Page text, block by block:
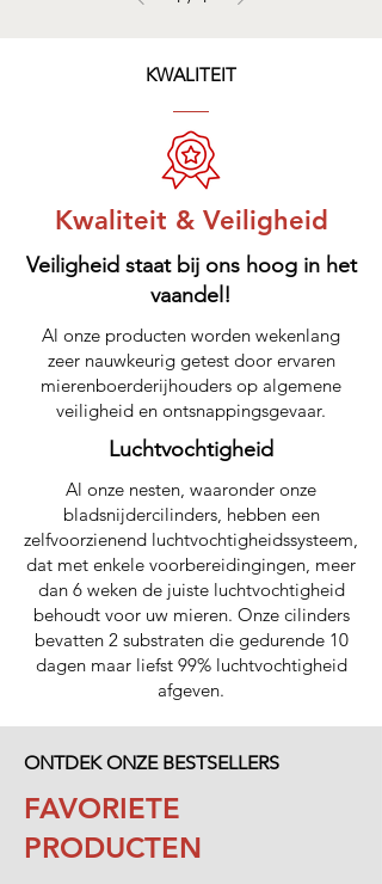
KWALITEIT
Kwaliteit & Veiligheid
Veiligheid staat bij ons hoog in het
vaandel!
Al onze producten worden wekenlang
zeer nauwkeurig getest door ervaren
mierenboerderijhouders op algemene
veiligheid en ontsnappingsgevaar.
Luchtvochtigheid
Al onze nesten, waaronder onze
bladsnijdercilinders, hebben een
zelfvoorzienend luchtvochtigheidssysteem,
dat met enkele voorbereidingingen, meer
dan 6 weken de juiste luchtvochtigheid
behoudt voor uw mieren. Onze cilinders
bevatten 2 substraten die gedurende 10
dagen maar liefst 99% luchtvochtigheid
afgeven.
ONTDEK ONZE BESTSELLERS
FAVORIETE
PRODUCTEN